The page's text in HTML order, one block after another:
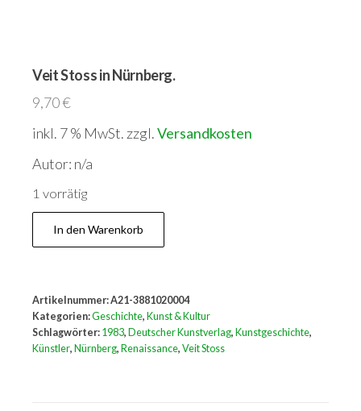
Veit Stoss in Nürnberg.
9,70€
inkl. 7 % MwSt.zzgl.Versandkosten
Autor: n/a
1 vorrätig
Veit
Stoss
Menge
In den Warenkorb
Artikelnummer:A21-3881020004
Kategorien:Geschichte, Kunst & Kultur
Schlagwörter: 1983, Deutscher Kunstverlag, Kunstgeschichte,
Künstler, Nürnberg, Renaissance, Veit Stoss